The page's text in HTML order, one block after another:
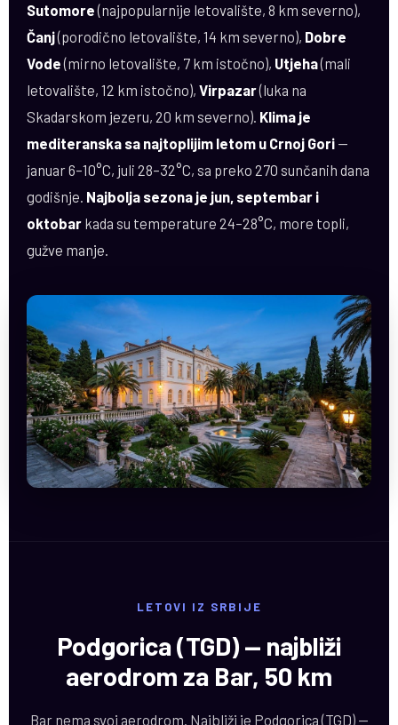
Sutomore(najpopularnije letovalište, 8 km severno),
Čanj(porodično letovalište, 14 km severno), Dobre
Vode(mirno letovalište, 7 km istočno), Utjeha(mali
letovalište, 12 km istočno), Virpazar(luka na
Skadarskom jezeru, 20 km severno). Klima je
mediteranska sa najtoplijim letom u Crnoj Gori —
januar 6–10°C, juli 28–32°C, sa preko 270 sunčanih dana
godišnje. Najbolja sezona je jun, septembar i
oktobar kada su temperature 24–28°C, more topli,
gužve manje.
LETOVI IZ SRBIJE
Podgorica (TGD) — najbliži
aerodrom za Bar, 50 km
Bar nema svoj aerodrom. Najbliži je Podgorica (TGD) —